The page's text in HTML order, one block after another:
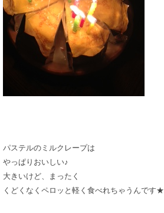
パステルのミルクレープは
やっぱりおいしい♪
大きいけど、まったく
くどくなくペロッと軽く食べれちゃうんです★